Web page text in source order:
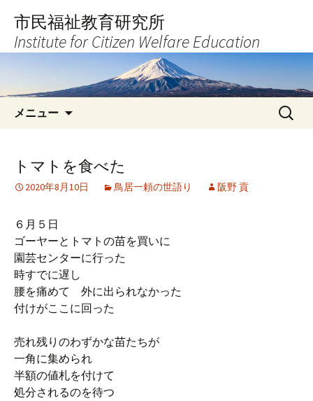
へ
キ
市民福祉教育研究所
Institute for Citizen Welfare Education
メニュー
検
索:
トマトを食べた
2020年8月10日 鳥居一頼の世語り 阪野 貢
６月５日
ゴーヤーとトマトの苗を買いに
園芸センターに行った
時すでに遅し
腰を痛めて 外に出られなかった
付けがここに回った
売れ残りのわずかな苗たちが
一角に集められ
半額の値札を付けて
処分されるのを待つ